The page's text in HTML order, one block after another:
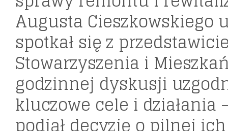
Augusta Cieszkowskiego
spotkał się z
Stowarzyszenia i
godzinnej dyskusji
kluczowe cele i działania